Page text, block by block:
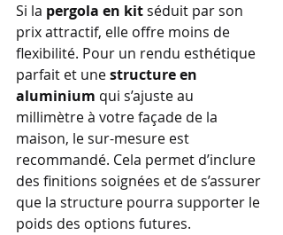
Si la pergola en kit séduit par son
prix attractif, elle offre moins de
flexibilité. Pour un rendu esthétique
parfait et une structure en
aluminium qui s’ajuste au
millimètre à votre façade de la
maison, le sur-mesure est
recommandé. Cela permet d’inclure
des finitions soignées et de s’assurer
que la structure pourra supporter le
poids des options futures.